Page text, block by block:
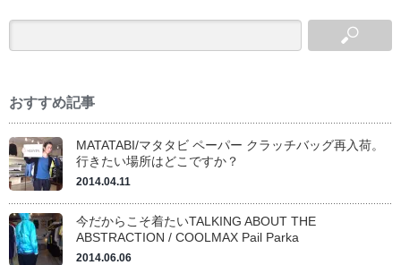
おすすめ記事
MATATABI/マタタビ ペーパー クラッチバッグ再入荷。
行きたい場所はどこですか？
2014.04.11
今だからこそ着たいTALKING ABOUT THE
ABSTRACTION / COOLMAX Pail Parka
2014.06.06